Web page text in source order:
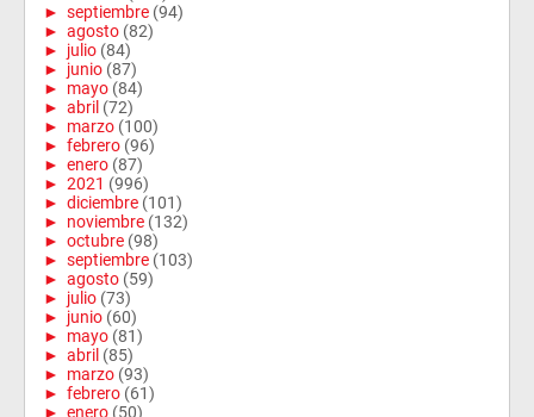
► septiembre (94)
► agosto (82)
► julio (84)
► junio (87)
► mayo (84)
► abril (72)
► marzo (100)
► febrero (96)
► enero (87)
► 2021 (996)
► diciembre (101)
► noviembre (132)
► octubre (98)
► septiembre (103)
► agosto (59)
► julio (73)
► junio (60)
► mayo (81)
► abril (85)
► marzo (93)
► febrero (61)
► enero (50)